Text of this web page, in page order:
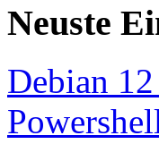
Neuste
Debian